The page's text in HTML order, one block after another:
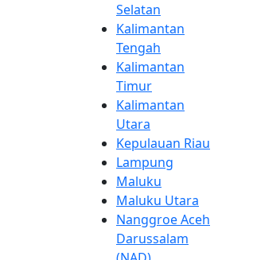
Selatan
Kalimantan
Tengah
Kalimantan
Timur
Kalimantan
Utara
Kepulauan Riau
Lampung
Maluku
Maluku Utara
Nanggroe Aceh
Darussalam